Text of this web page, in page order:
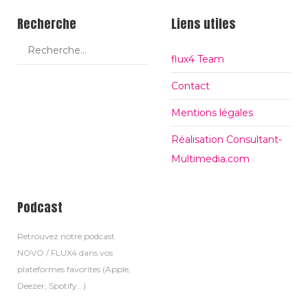
Recherche Liens utiles
flux4 Team
Contact
Mentions légales
Réalisation Consultant-
Multimedia.com
Podcast
Retrouvez notre podcast
NOVO / FLUX4 dans vos
plateformes favorites (Apple,
Deezer, Spotify...)